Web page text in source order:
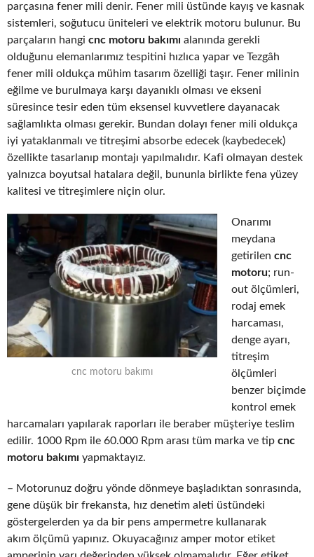
parçasına fener mili denir. Fener mili üstünde kayış ve kasnak
sistemleri, soğutucu üniteleri ve elektrik motoru bulunur. Bu
parçaların hangi cnc motoru bakımı alanında gerekli
olduğunu elemanlarımız tespitini hızlıca yapar ve Tezgâh
fener mili oldukça mühim tasarım özelliği taşır. Fener milinin
eğilme ve burulmaya karşı dayanıklı olması ve ekseni
süresince tesir eden tüm eksensel kuvvetlere dayanacak
sağlamlıkta olması gerekir. Bundan dolayı fener mili oldukça
iyi yataklanmalı ve titreşimi absorbe edecek (kaybedecek)
özellikte tasarlanıp montajı yapılmalıdır. Kafi olmayan destek
yalnızca boyutsal hatalara değil, bununla birlikte fena yüzey
kalitesi ve titreşimlere niçin olur.
cnc motoru bakımı
Onarımı
meydana
getirilen cnc
motoru; run-
out ölçümleri,
rodaj emek
harcaması,
denge ayarı,
titreşim
ölçümleri
benzer biçimde
kontrol emek
harcamaları yapılarak raporları ile beraber müşteriye teslim
edilir. 1000 Rpm ile 60.000 Rpm arası tüm marka ve tip cnc
motoru bakımı yapmaktayız.
– Motorunuz doğru yönde dönmeye başladıktan sonrasında,
gene düşük bir frekansta, hız denetim aleti üstündeki
göstergelerden ya da bir pens ampermetre kullanarak
akım ölçümü yapınız. Okuyacağınız amper motor etiket